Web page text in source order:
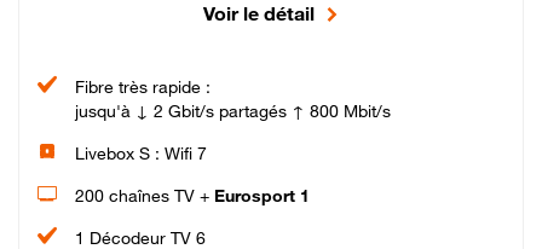
Voir le détail
Fibre très rapide :
jusqu'à ↓ 2 Gbit/s partagés ↑ 800 Mbit/s
Livebox S : Wifi 7
200 chaînes TV + Eurosport 1
1 Décodeur TV 6